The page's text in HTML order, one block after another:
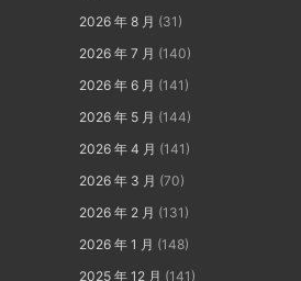
2026 年 8 月 (31)
2026 年 7 月 (140)
2026 年 6 月 (141)
2026 年 5 月 (144)
2026 年 4 月 (141)
2026 年 3 月 (70)
2026 年 2 月 (131)
2026 年 1 月 (148)
2025 年 12 月 (141)